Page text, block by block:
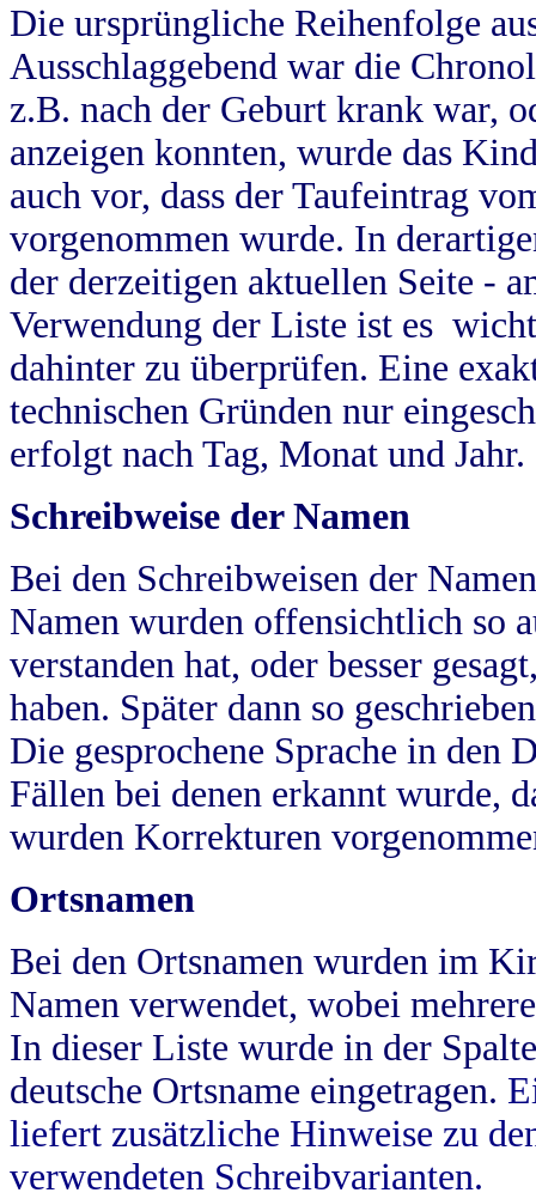
Die ursprüngliche Reihenfolge
Ausschlaggebend war die
z.B. nach der Geburt krank war,
anzeigen konnten, wurde das
auch vor, dass der Taufeintrag
vorgenommen wurde. In
der derzeitigen aktuellen Seite -
Verwendung der Liste ist es
dahinter zu überprüfen. Eine
technischen Gründen nur
erfolgt nach Tag, Monat und Jahr.
Schreibweise der Namen
Bei den Schreibweisen der
Namen wurden offensichtlich so
verstanden hat, oder besser
haben. Später dann so
Die gesprochene Sprache in
Fällen bei denen erkannt wurde,
wurden Korrekturen
Ortsnamen
Bei den Ortsnamen wurden im
Namen verwendet, wobei
In dieser Liste wurde in der
deutsche Ortsname eingetragen.
liefert zusätzliche Hinweise zu
verwendeten Schreibvarianten.